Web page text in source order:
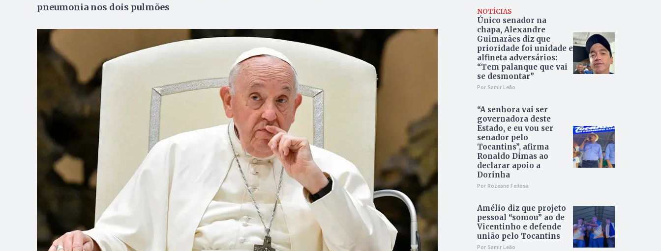
pneumonia nos dois pulmões
NOTÍCIAS
Único senador na
chapa, Alexandre
Guimarães diz que
prioridade foi unidade e
alfineta adversários:
“Tem palanque que vai
se desmontar”
Por Samir Leão
“A senhora vai ser
governadora deste
Estado, e eu vou ser
senador pelo
Tocantins”, afirma
Ronaldo Dimas ao
declarar apoio a
Dorinha
Por Rozeane Feitosa
Amélio diz que projeto
pessoal “somou” ao de
Vicentinho e defende
união pelo Tocantins
Por Samir Leão